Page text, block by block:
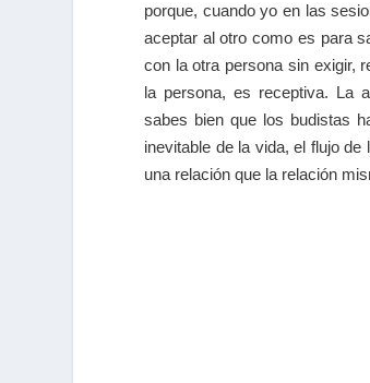
porque, cuando yo en las
aceptar al otro como es para
con la otra persona sin exigir,
la persona, es receptiva. La
sabes bien que los budistas
inevitable de la vida, el flujo
una relación que la relación